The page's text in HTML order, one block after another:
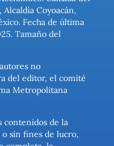
Coyoacán,
Fecha de última
Tamaño del
no
del editor, el comité
Metropolitana
contenidos de la
o sin fines de lucro,